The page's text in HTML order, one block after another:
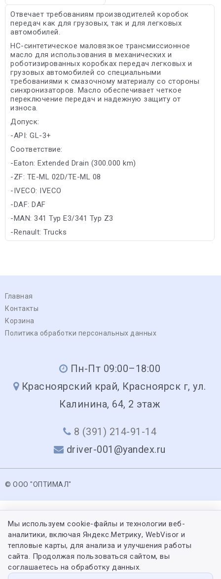
Отвечает требованиям производителей коробок
передач как для грузовых, так и для легковых
автомобилей.
HC-синтетическое маловязкое трансмиссионное
масло для использования в механических и
роботизированных коробках передач легковых и
грузовых автомобилей со специальными
требованиями к смазочному материалу со стороны
синхронизаторов. Масло обеспечивает четкое
переключение передач и надежную защиту от
износа.
Допуск:
-API: GL-3+
Соответствие:
-Eaton: Extended Drain (300.000 km)
-ZF: TE-ML 02D/TE-ML 08
-IVECO: IVECO
-DAF: DAF
-MAN: 341 Typ E3/341 Typ Z3
-Renault: Trucks
Главная
Контакты
Корзина
Политика обработки персональных данных
Пн-Пт 09:00–18:00
Красноярский край, Красноярск г, ул.
Калинина, 64, 2 этаж
8 (391) 214-91-14
driver-001@yandex.ru
© ООО "ОПТИМАЛ"
Мы используем cookie-файлы и технологии веб-
аналитики, включая Яндекс.Метрику, WebVisor и
тепловые карты, для анализа и улучшения работы
сайта. Продолжая пользоваться сайтом, вы
соглашаетесь на обработку данных.